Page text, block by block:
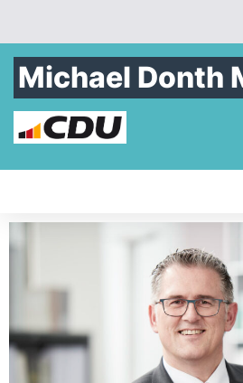
Michael Donth